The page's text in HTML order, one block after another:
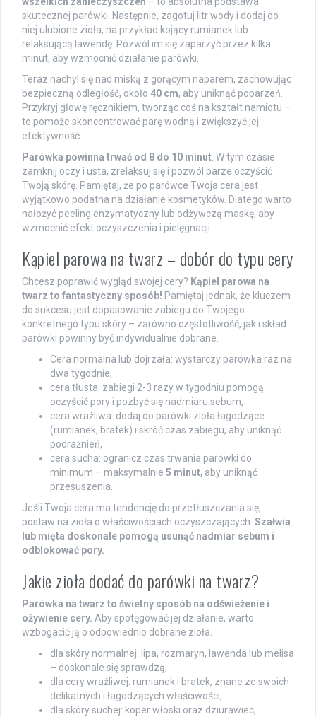
skutecznej parówki. Następnie, zagotuj litr wody i dodaj do
niej ulubione zioła, na przykład kojący rumianek lub
relaksującą lawendę. Pozwól im się zaparzyć przez kilka
minut, aby wzmocnić działanie parówki.
Teraz nachyl się nad miską z gorącym naparem, zachowując
bezpieczną odległość, około 40 cm, aby uniknąć poparzeń.
Przykryj głowę ręcznikiem, tworząc coś na kształt namiotu –
to pomoże skoncentrować parę wodną i zwiększyć jej
efektywność.
Parówka powinna trwać od 8 do 10 minut . W tym czasie
zamknij oczy i usta, zrelaksuj się i pozwól parze oczyścić
Twoją skórę. Pamiętaj, że po parówce Twoja cera jest
wyjątkowo podatna na działanie kosmetyków. Dlatego warto
nałożyć peeling enzymatyczny lub odżywczą maskę, aby
wzmocnić efekt oczyszczenia i pielęgnacji.
Kąpiel parowa na twarz – dobór do typu cery
Chcesz poprawić wygląd swojej cery? Kąpiel parowa na
twarz to fantastyczny sposób! Pamiętaj jednak, że kluczem
do sukcesu jest dopasowanie zabiegu do Twojego
konkretnego typu skóry – zarówno częstotliwość, jak i skład
parówki powinny być indywidualnie dobrane.
Cera normalna lub dojrzała: wystarczy parówka raz na
dwa tygodnie,
cera tłusta: zabiegi 2-3 razy w tygodniu pomogą
oczyścić pory i pozbyć się nadmiaru sebum,
cera wrażliwa: dodaj do parówki zioła łagodzące
(rumianek, bratek) i skróć czas zabiegu, aby uniknąć
podrażnień,
cera sucha: ogranicz czas trwania parówki do
minimum – maksymalnie 5 minut, aby uniknąć
przesuszenia.
Jeśli Twoja cera ma tendencję do przetłuszczania się,
postaw na zioła o właściwościach oczyszczających. Szałwia
lub mięta doskonale pomogą usunąć nadmiar sebum i
odblokować pory.
Jakie zioła dodać do parówki na twarz?
Parówka na twarz to świetny sposób na odświeżenie i
ożywienie cery. Aby spotęgować jej działanie, warto
wzbogacić ją o odpowiednio dobrane zioła.
dla skóry normalnej: lipa, rozmaryn, lawenda lub melisa
– doskonale się sprawdzą,
dla cery wrażliwej: rumianek i bratek, znane ze swoich
delikatnych i łagodzących właściwości,
dla skóry suchej: koper włoski oraz dziurawiec,